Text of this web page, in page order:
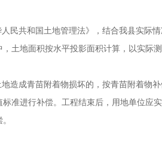
民共和国土地管理法》，结合我县实际
土地面积按水平投影面积计算，以实际
造成青苗附着物损坏的，按青苗附着物
准进行补偿。工程结束后，用地单位